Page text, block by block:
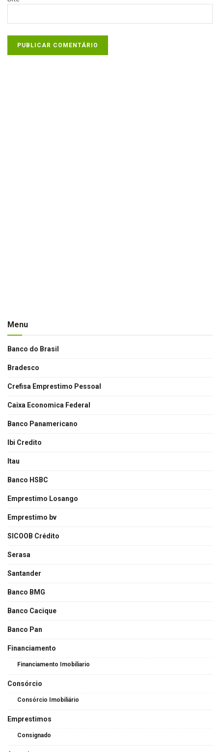
Menu
Banco do Brasil
Bradesco
Crefisa Emprestimo Pessoal
Caixa Economica Federal
Banco Panamericano
Ibi Credito
Itau
Banco HSBC
Emprestimo Losango
Emprestimo bv
SICOOB Crédito
Serasa
Santander
Banco BMG
Banco Cacique
Banco Pan
Financiamento
Financiamento Imobiliario
Consórcio
Consórcio Imobiliário
Emprestimos
Consignado